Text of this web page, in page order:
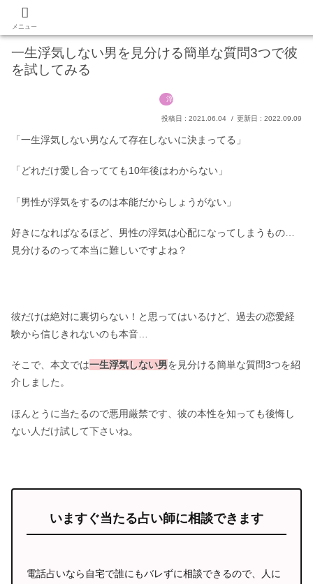
PR
一生浮気しない男を見分ける簡単な質問3つで彼
を試してみる
浮気
2021.06.04 2022.09.09
「一生浮気しない男なんて存在しないに決まってる」
「どれだけ愛し合ってても10年後はわからない」
「男性が浮気をするのは本能だからしょうがない」
好きになればなるほど、男性の浮気は心配になってしまうもの…
見分けるのって本当に難しいですよね？
彼だけは絶対に裏切らない！と思ってはいるけど、過去の恋愛経
験から信じきれないのも本音…
そこで、本文では一生浮気しない男を見分ける簡単な質問3つを紹
介しました。
ほんとうに当たるので悪用厳禁です、彼の本性を知っても後悔し
ない人だけ試して下さいね。
いますぐ当たる占い師に相談できます
電話占いなら自宅で誰にもバレずに相談できるので、人に
メニュー